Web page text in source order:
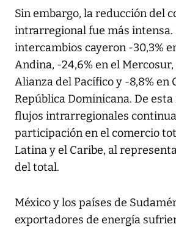
Sin embargo, la reducción del
intrarregional fue más intensa.
intercambios cayeron -30,3%
Andina, -24,6% en el
Alianza del Pacífico y -8,8% en
República Dominicana. De esta
flujos intrarregionales
participación en el comercio
Latina y el Caribe, al
del total.
México y los países de
exportadores de energía